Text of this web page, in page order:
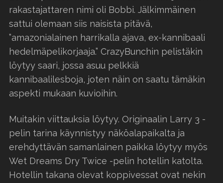
rakastajattaren nimi oli Bobbi. Jälkimmäinen
sattui olemaan siis naisista pitävä,
”amazonialainen harrikalla ajava, ex-kannibaali
hedelmäpelikorjaaja.” CrazyBunchin pelistäkin
löytyy saari, jossa asuu pelkkiä
kannibaalilesboja, joten näin on saatu tämäkin
aspekti mukaan kuvioihin.
Muitakin viittauksia löytyy. Originaalin Larry 3 -
pelin tarina käynnistyy näköalapaikalta ja
erehdyttävän samanlainen paikka löytyy myös
Wet Dreams Dry Twice -pelin hotellin katolta.
Hotellin takana olevat koppivessat ovat nekin